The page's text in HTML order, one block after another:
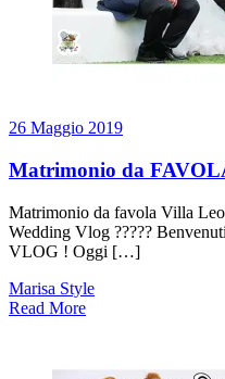
26 Maggio 2019
Matrimonio da
Matrimonio da favola Villa
Wedding Vlog ?????
VLOG ! Oggi […]
Marisa Style
Read More